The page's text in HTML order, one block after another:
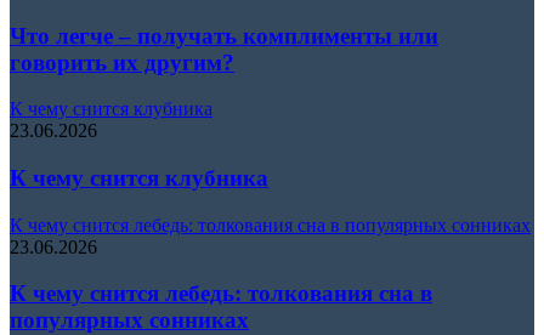
Что легче – получать комплименты или
говорить их другим?
К чему снится клубника
23.06.2026
К чему снится клубника
К чему снится лебедь: толкования сна в популярных сонниках
23.06.2026
К чему снится лебедь: толкования сна в
популярных сонниках